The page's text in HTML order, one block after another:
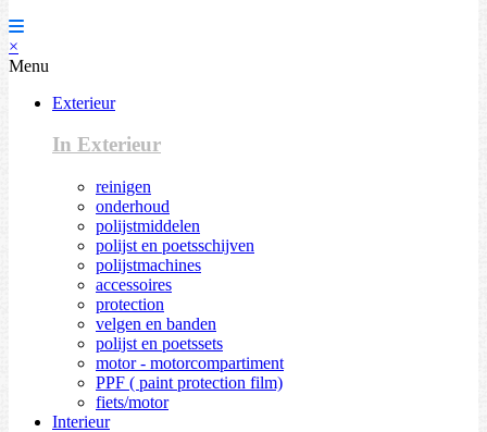
×
Menu
Exterieur
In Exterieur
reinigen
onderhoud
polijstmiddelen
polijst en poetsschijven
polijstmachines
accessoires
protection
velgen en banden
polijst en poetssets
motor - motorcompartiment
PPF ( paint protection film)
fiets/motor
Interieur